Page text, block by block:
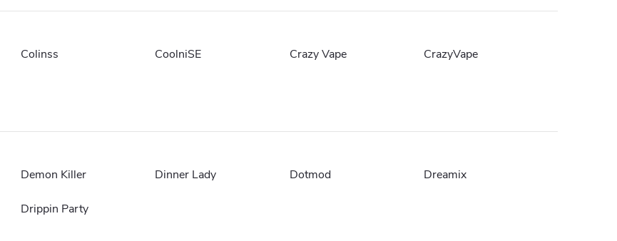
Colinss CoolniSE Crazy Vape CrazyVape
Demon Killer Dinner Lady Dotmod Dreamix
Drippin Party